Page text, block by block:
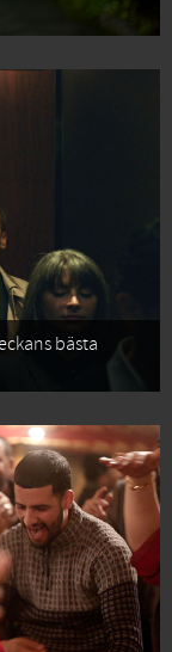
bästa